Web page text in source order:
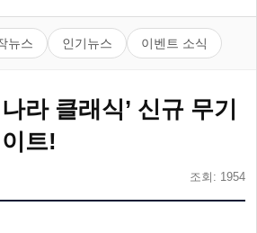
뉴스 인기뉴스 이벤트 소식
라 클래식’ 신규 무기
트!
조회: 1954